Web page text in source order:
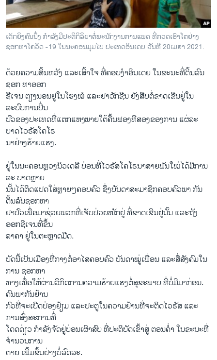
ພາສາອັງກິດ
ວີດີໂອ
ສຽງ
ລາຍການກະຈາຍສຽງ
ລາຍງານ
ຕິດຕາມພວກເຮົາ ທີ່
ພາສາຕ່າງໆ
ເດັກຍິງຄົນນຶ່ງ ກຳລັງມີປະຕິກິລິຍາຕໍ່ພະນັກງານການແພດ ທີ່ກວດເອົາໂຕຢ່າງ
ຊອກຫາໂຄວິດ -19 ໃນນະຄອນມຸມໄບ ປະເທດອິນເດບ ວັນທີ 20ເມສາ 2021.
ດ້ວຍຄວາມສິ້ນຫວັງ ແລະເສົ້າໃຈ ທີ່ຄອບງໍາອິນເດຍ ໃນຂະນະທີ່ດິ້ນລົນ
ຊອກ ຫາອອກ
ຊີເຈນ ຕຽງນອນຢູໃນໂຮງໝໍ ແລະຢາວັກຊີນ ຍັງສືບຕໍ່ຂາດເຂີນຢູ່ໃນ
ລະບົບການປິ່ນ
ປົວຂອງປະເທດທີ່ແຕກແຫງພາຍໃຕ້ຄື້ນຟອງທີສອງຂອງການ ແຜ່ລະ
ບາດໄວຣັສໂຄໂຣ
ນາຢ່າງຮ້າຍແຮງ.
ຢູ່ໃນນະຄອນຫຼວງນິວເດລີ ບ່ອນທີ່ໄວຣັສໂຄໂຣນາສາຍພັນໃໝ່ໄດ້ມີການ
ລະ ບາດຫຼາຍ
ນັ້ນໄດ້ຕິດແປດໃສ່ຫຼາຍໆຄອບຄົວ ຊຶ່ງບັນດາສະມາຊິກຄອບຄົວພາ ກັນ
ດິ້ນລົນຊອກຫາ
ຢາປົວເພື່ອມາຊ່ວຍພວກທີ່ເຈັບປ່ວຍໜັກຢູ່ ທີ່ຂາດເຂີນຢູ່ນັ້ນ ແລະຖັງ
ອອກຊີເຈນທີ່ຂຶ້ນ
ລາຄາ ຢູ່ໃນຕະຫຼາດມືດ.
ບັດນີ້ເປັນເມືອງທີ່ກາງຕໍ່ອາໄສຄອບຄົວ ບັນດາໝູ່ເພື່ອນ ແລະສື່ສັງຄົມໃນ
ການ ຊອກຫາ
ທາງເພື່ອໃຫ້ຜ່ານວິກິດການຄວາມຮ້າຍແຮງຕໍ່ສຸຂະພາບ ທີ່ບໍ່ມີມາກ່ອນ.
ຄົນພາກັນຢ້ານ
ກົວທີ່ຈະເປີດປ່ອງຢ້ຽມ ແລະປະຕູໃນຄວາມຢ້ານທີ່ຈະຕິດໄວຣັສ ແລະ
ການສົ່ງສະການທີ່
ໂດດດ່ຽວ ກຳລັງຈັດຢູ່ບ່ອນເຜົາສົບ ທີ່ປະຕິບັດເຂົ້າສູ່ ຕອນຄໍ່າ ໃນຂະນະທີ່
ຈຳນວນການ
ຕາຍ ເພີ້ມຂຶ້ນຢ່າງບໍ່ລົດລະ.